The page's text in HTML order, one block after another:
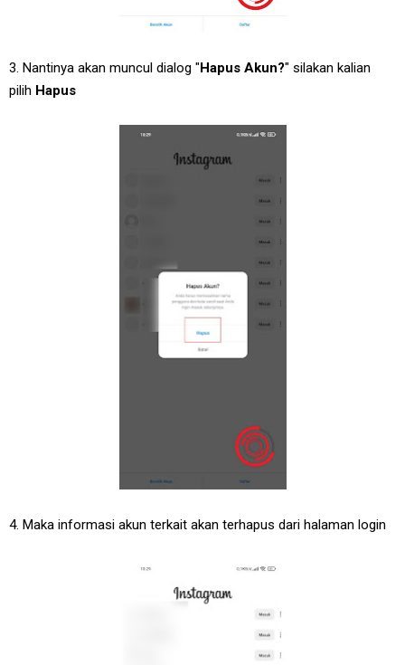
3. Nantinya akan muncul dialog " Hapus Akun?" silakan kalian
pilih Hapus
4. Maka informasi akun terkait akan terhapus dari halaman login